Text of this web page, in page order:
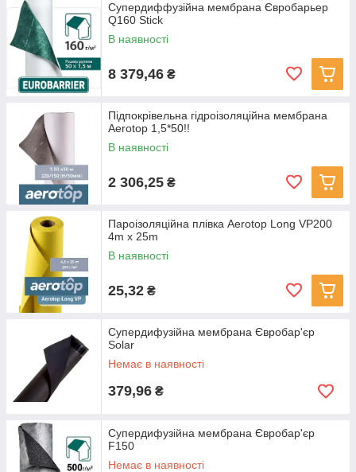
Супердиффузійна мембрана Євробарьер
Q160 Stick
В наявності
8 379,46 ₴
Підпокрівельна гідроізоляційна мембрана
Aerotop 1,5*50!!
В наявності
2 306,25 ₴
Пароізоляційна плівка Aerotop Long VP200
4m x 25m
В наявності
25,32 ₴
Супердифузійна мембрана Євробар'єр
Solar
Немає в наявності
379,96 ₴
Супердифузійна мембрана Євробар'єр
F150
Немає в наявності